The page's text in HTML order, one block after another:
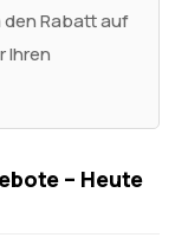
den Rabatt auf
Ihren
– Heute